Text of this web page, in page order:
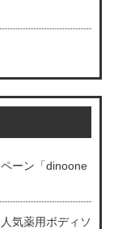
ーン「dinoone
気薬用ボディソ